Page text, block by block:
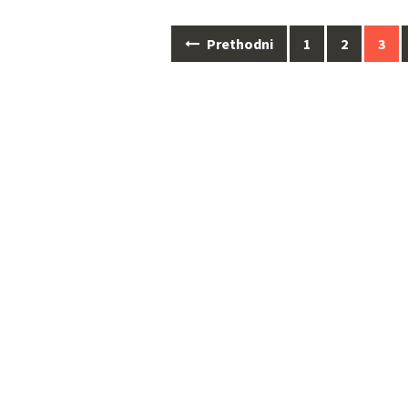
Prethodni 1 2 3